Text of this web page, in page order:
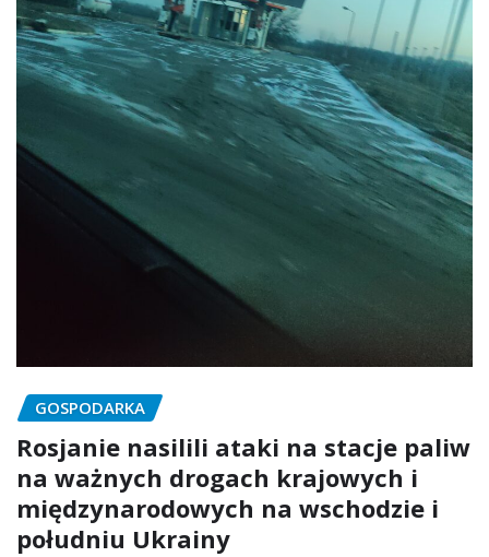
GOSPODARKA
Rosjanie nasilili ataki na stacje paliw
na ważnych drogach krajowych i
międzynarodowych na wschodzie i
południu Ukrainy